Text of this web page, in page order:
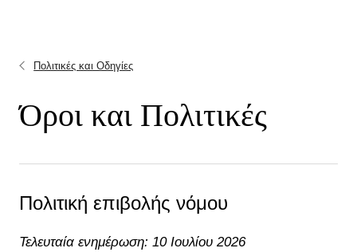
Πολιτικές και Οδηγίες
Όροι και Πολιτικές
Πολιτική επιβολής νόμου
Τελευταία ενημέρωση: 10 Ιουλίου 2026